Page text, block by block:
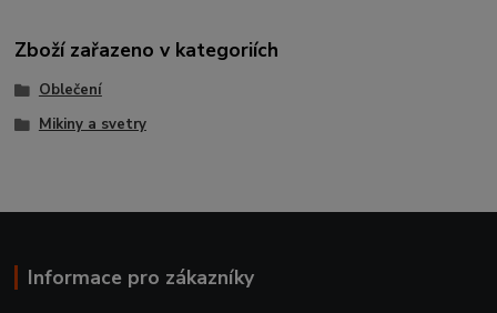
Zboží zařazeno v kategoriích
Oblečení
Mikiny a svetry
Informace pro zákazníky